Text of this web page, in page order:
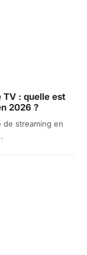
TV : quelle est
2026 ?
de streaming en